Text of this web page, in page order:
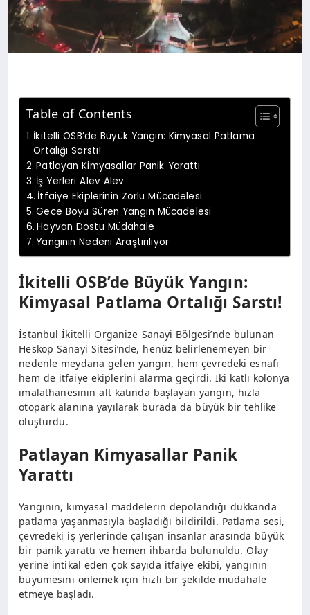
Table of Contents
İkitelli OSB’de Büyük Yangın: Kimyasal Patlama
Ortalığı Sarstı!
Patlayan Kimyasallar Panik Yarattı
İş Yerleri Alev Alev
İtfaiye Ekiplerinin Zorlu Mücadelesi
Gece Boyu Süren Yangın Mücadelesi
Hayvan Dostu Müdahale
Yangının Nedeni Araştırılıyor
İkitelli OSB’de Büyük Yangın:
Kimyasal Patlama Ortalığı Sarstı!
İstanbul İkitelli Organize Sanayi Bölgesi’nde bulunan
Heskop Sanayi Sitesi’nde, henüz belirlenemeyen bir
nedenle meydana gelen yangın, hem çevredeki esnafı
hem de itfaiye ekiplerini alarma geçirdi. İki katlı kolonya
imalathanesinin alt katında başlayan yangın, hızla
otopark alanına yayılarak burada da büyük bir tehlike
oluşturdu.
Patlayan Kimyasallar Panik
Yarattı
Yangının, kimyasal maddelerin depolandığı dükkanda
patlama yaşanmasıyla başladığı bildirildi. Patlama sesi,
çevredeki iş yerlerinde çalışan insanlar arasında büyük
bir panik yarattı ve hemen ihbarda bulunuldu. Olay
yerine intikal eden çok sayıda itfaiye ekibi, yangının
büyümesini önlemek için hızlı bir şekilde müdahale
etmeye başladı.